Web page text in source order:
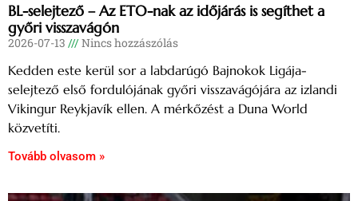
BL-selejtező – Az ETO-nak az időjárás is segíthet a
győri visszavágón
2026-07-13 Nincs hozzászólás
Kedden este kerül sor a labdarúgó Bajnokok Ligája-
selejtező első fordulójának győri visszavágójára az izlandi
Vikingur Reykjavík ellen. A mérkőzést a Duna World
közvetíti.
Tovább olvasom »